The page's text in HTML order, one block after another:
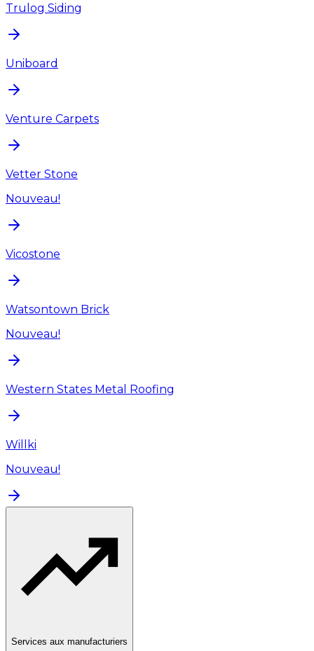
Trulog Siding
Uniboard
Venture Carpets
Vetter Stone
Nouveau!
Vicostone
Watsontown Brick
Nouveau!
Western States Metal Roofing
Willki
Nouveau!
Services aux manufacturiers